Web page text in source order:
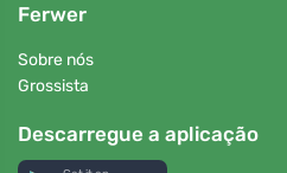
Ferwer
Sobre nós
Grossista
Descarregue a aplicação